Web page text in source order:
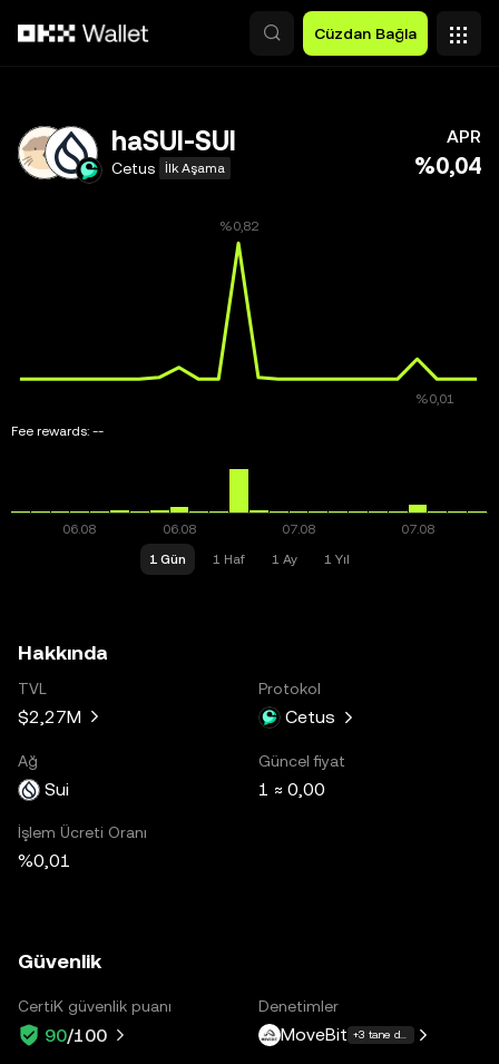
Cüzdan Bağla
haSUI-SUI
Cetus İlk Aşama
APR
%0,04
Fee rewards: --
1 Gün 1 Haf 1 Ay 1 Yıl
Hakkında
TVL
$2,27M
Protokol
Cetus
Ağ
Sui
Güncel fiyat
1 ≈ 0,00
İşlem Ücreti Oranı
%0,01
Güvenlik
CertiK güvenlik puanı
90/100
Denetimler
MoveBit +3 tane daha